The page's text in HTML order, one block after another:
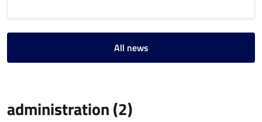
All news
administration (2)